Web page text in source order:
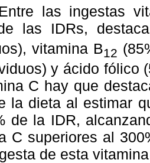
las ingestas
las IDRs,
vitamina B12
y ácido fólico
C hay que
la dieta al estimar
de la IDR,
C superiores al
de esta